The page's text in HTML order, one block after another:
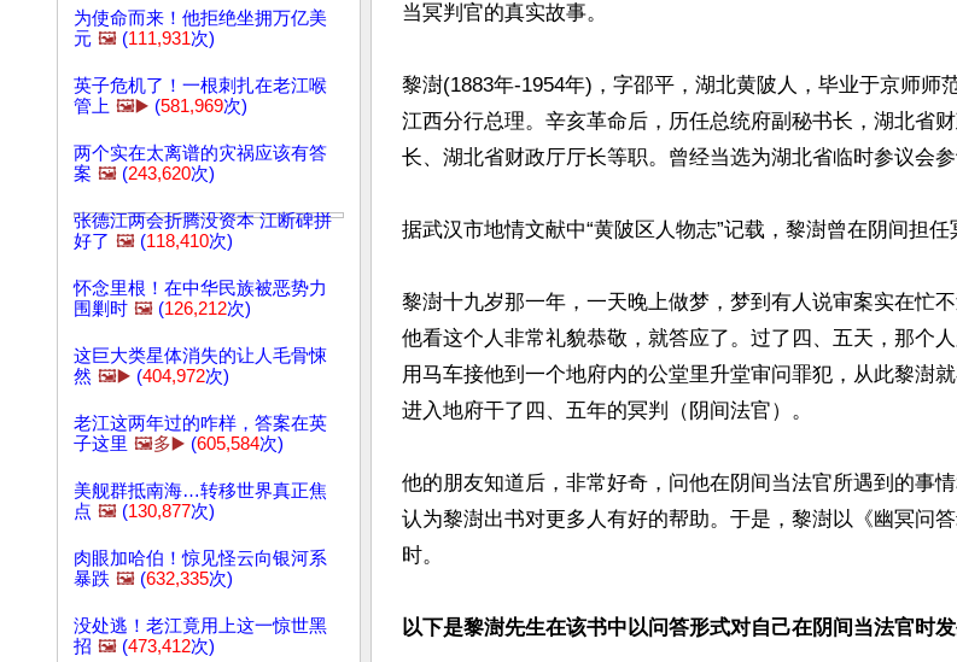
为使命而来！他拒绝坐拥万亿美
元 🖼️ (111,931次)
英子危机了！一根刺扎在老江喉
管上 🖼️▶️ (581,969次)
两个实在太离谱的灾祸应该有答
案 🖼️ (243,620次)
张德江两会折腾没资本 江断碑拼
好了 🖼️ (118,410次)
怀念里根！在中华民族被恶势力
围剿时 🖼️ (126,212次)
这巨大类星体消失的让人毛骨悚
然 🖼️▶️ (404,972次)
老江这两年过的咋样，答案在英
子这里 🖼️多▶️ (605,584次)
美舰群抵南海…转移世界真正焦
点 🖼️ (130,877次)
肉眼加哈伯！惊见怪云向银河系
暴跌 🖼️ (632,335次)
没处逃！老江竟用上这一惊世黑
招 🖼️ (473,412次)
当冥判官的真实故事。
黎澍(1883年-1954年)，字邵平，湖北黄陂人，毕业于京师师
江西分行总理。辛亥革命后，历任总统府副秘书长，湖北省
长、湖北省财政厅厅长等职。曾经当选为湖北省临时参议会参
据武汉市地情文献中“黄陂区人物志”记载，黎澍曾在阴间担任
黎澍十九岁那一年，一天晚上做梦，梦到有人说审案实在忙
他看这个人非常礼貌恭敬，就答应了。过了四、五天，那个
用马车接他到一个地府内的公堂里升堂审问罪犯，从此黎澍
进入地府干了四、五年的冥判（阴间法官）。
他的朋友知道后，非常好奇，问他在阴间当法官所遇到的事
认为黎澍出书对更多人有好的帮助。于是，黎澍以《幽冥问
时。
以下是黎澍先生在该书中以问答形式对自己在阴间当法官时发